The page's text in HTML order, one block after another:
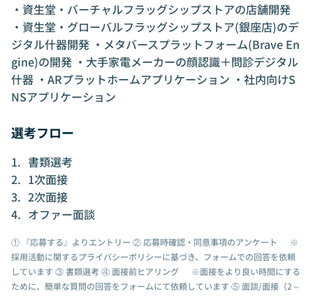
・資生堂・バーチャルフラッグシップストアの店舗開発
・資生堂・グローバルフラッグシップストア(銀座店)のデ
ジタル什器開発 ・メタバースプラットフォーム(Brave En
gine)の開発 ・大手家電メーカーの顔認識＋問診デジタル
什器 ・ARプラットホームアプリケーション ・社内向けS
NSアプリケーション
選考フロー
書類選考
1次面接
2次面接
オファー面談
① 『応募する』よりエントリー ② 応募時確認・同意事項のアンケート ※
採用活動に関するプライバシーポリシーに基づき、フォームでの回答を依頼
しています ③ 書類選考 ④ 面接前ヒアリング ※面接をより良い時間にする
ために、簡単な質問の回答をフォームにて依頼しています ⑤ 面談/面接（2～